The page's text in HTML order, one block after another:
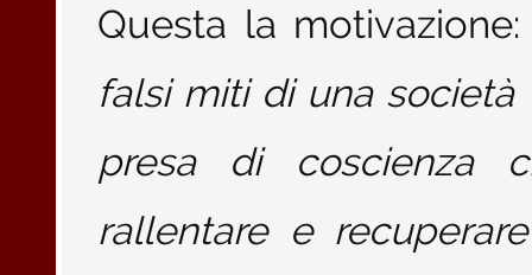
Questa la
falsi miti di una società
presa di coscienza
rallentare e